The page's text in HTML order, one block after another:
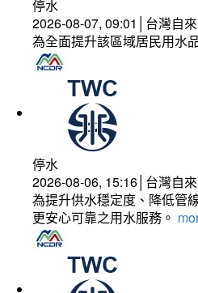
停水
2026-08-07, 09:01│台灣自
為全面提升該區域居民用水
停水
2026-08-06, 15:16│台灣自
為提升供水穩定度、降低管
更安心可靠之用水服務。